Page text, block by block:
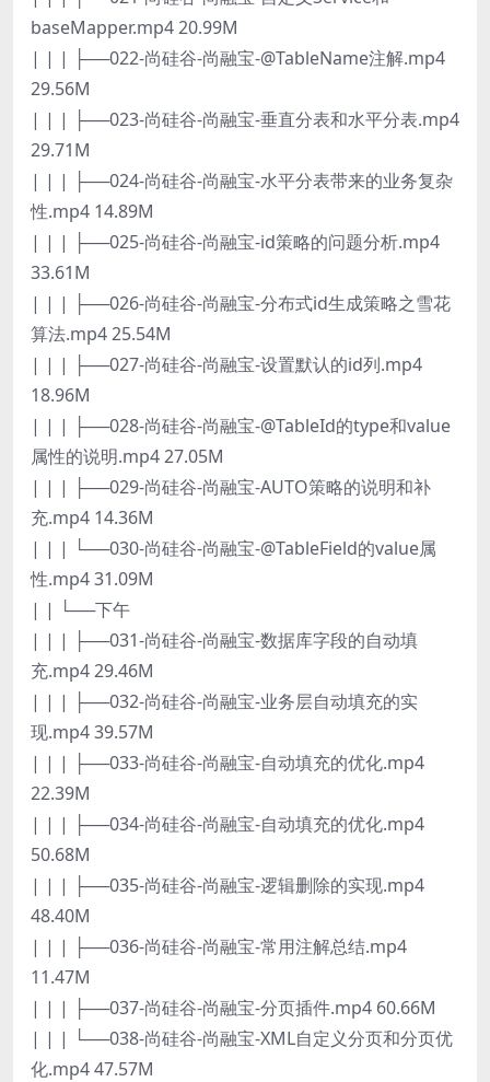
baseMapper.mp4 20.99M
| | | ├──022-尚硅谷-尚融宝-@TableName注解.mp4
29.56M
| | | ├──023-尚硅谷-尚融宝-垂直分表和水平分表.mp4
29.71M
| | | ├──024-尚硅谷-尚融宝-水平分表带来的业务复杂
性.mp4 14.89M
| | | ├──025-尚硅谷-尚融宝-id策略的问题分析.mp4
33.61M
| | | ├──026-尚硅谷-尚融宝-分布式id生成策略之雪花
算法.mp4 25.54M
| | | ├──027-尚硅谷-尚融宝-设置默认的id列.mp4
18.96M
| | | ├──028-尚硅谷-尚融宝-@TableId的type和value
属性的说明.mp4 27.05M
| | | ├──029-尚硅谷-尚融宝-AUTO策略的说明和补
充.mp4 14.36M
| | | └──030-尚硅谷-尚融宝-@TableField的value属
性.mp4 31.09M
| | └──下午
| | | ├──031-尚硅谷-尚融宝-数据库字段的自动填
充.mp4 29.46M
| | | ├──032-尚硅谷-尚融宝-业务层自动填充的实
现.mp4 39.57M
| | | ├──033-尚硅谷-尚融宝-自动填充的优化.mp4
22.39M
| | | ├──034-尚硅谷-尚融宝-自动填充的优化.mp4
50.68M
| | | ├──035-尚硅谷-尚融宝-逻辑删除的实现.mp4
48.40M
| | | ├──036-尚硅谷-尚融宝-常用注解总结.mp4
11.47M
| | | ├──037-尚硅谷-尚融宝-分页插件.mp4 60.66M
| | | └──038-尚硅谷-尚融宝-XML自定义分页和分页优
化.mp4 47.57M